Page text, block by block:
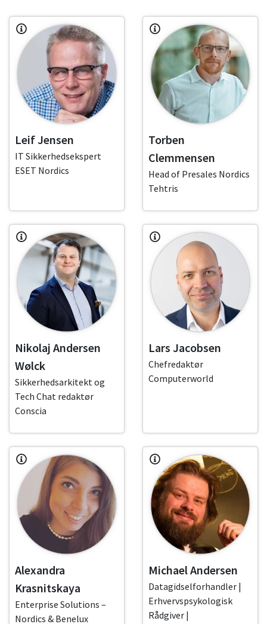
Leif Jensen
IT Sikkerhedsekspert
ESET Nordics
Torben
Clemmensen
Head of Presales Nordics
Tehtris
Nikolaj Andersen
Wølck
Sikkerhedsarkitekt og
Tech Chat redaktør
Conscia
Lars Jacobsen
Chefredaktør
Computerworld
Alexandra
Krasnitskaya
Enterprise Solutions –
Nordics & Benelux
Michael Andersen
Datagidselforhandler |
Erhvervspsykologisk
Rådgiver |